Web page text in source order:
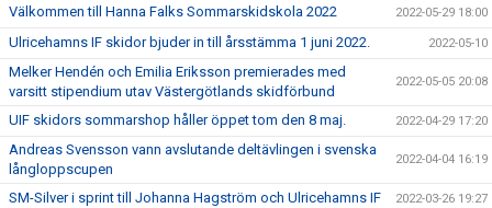
Välkommen till Hanna Falks Sommarskidskola 2022 2022-05-29 18:00
Ulricehamns IF skidor bjuder in till årsstämma 1 juni 2022. 2022-05-10
Melker Hendén och Emilia Eriksson premierades med
varsitt stipendium utav Västergötlands skidförbund
2022-05-05 20:08
UIF skidors sommarshop håller öppet tom den 8 maj. 2022-04-29 17:20
Andreas Svensson vann avslutande deltävlingen i svenska
långloppscupen
2022-04-04 16:19
SM-Silver i sprint till Johanna Hagström och Ulricehamns IF 2022-03-26 19:27